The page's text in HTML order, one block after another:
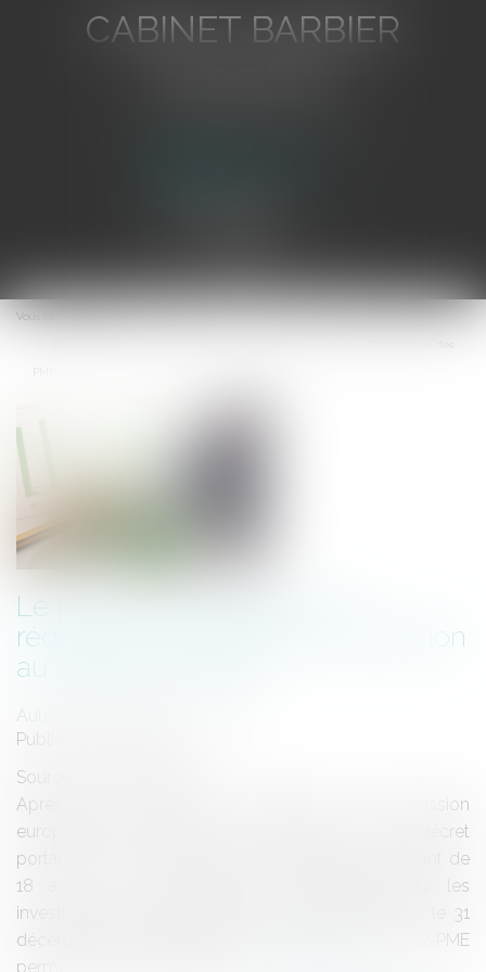
CABINET BARBIER
Ouvrir
le
Vous êtes ici :
Le point sur le dispositif de
réduction d’impôt pour souscription
au capital des PME
Auteur : Delahousse Christophe
Publié le :
Source :
Après plus de deux ans d’attente, la Commission
européenne a validé au mois de juin 2020 le décret
portant sur la réduction d’impôt «IR-PME » la portant de
18 à 25 %. Ce nouveau taux s’applique pour les
investissements effectués entre le 9 août 2020 et le 31
décembre 2020. Pour rappel : la réduction d’impôt IR-PME
permet aux contribuables de...